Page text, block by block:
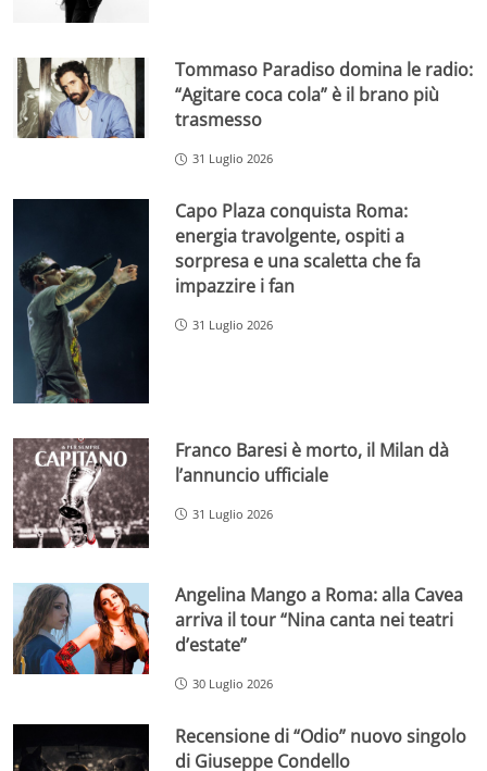
Tommaso Paradiso domina le radio:
“Agitare coca cola” è il brano più
trasmesso
31 Luglio 2026
Capo Plaza conquista Roma:
energia travolgente, ospiti a
sorpresa e una scaletta che fa
impazzire i fan
31 Luglio 2026
Franco Baresi è morto, il Milan dà
l’annuncio ufficiale
31 Luglio 2026
Angelina Mango a Roma: alla Cavea
arriva il tour “Nina canta nei teatri
d’estate”
30 Luglio 2026
Recensione di “Odio” nuovo singolo
di Giuseppe Condello